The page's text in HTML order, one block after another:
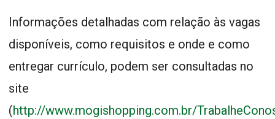
Informações detalhadas com relação às vagas
disponíveis, como requisitos e onde e como
entregar currículo, podem ser consultadas no
site
(http://www.mogishopping.com.br/